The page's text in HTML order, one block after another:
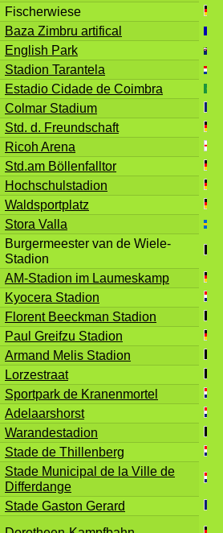
Fischerwiese
Baza Zimbru artifical
English Park
Stadion Tarantela
Estadio Cidade de Coimbra
Colmar Stadium
Std. d. Freundschaft
Ricoh Arena
Std.am Böllenfalltor
Hochschulstadion
Waldsportplatz
Stora Valla
Burgermeester van de Wiele-
Stadion
AM-Stadion im Laumeskamp
Kyocera Stadion
Florent Beeckman Stadion
Paul Greifzu Stadion
Armand Melis Stadion
Lorzestraat
Sportpark de Kranenmortel
Adelaarshorst
Warandestadion
Stade de Thillenberg
Stade Municipal de la Ville de
Differdange
Stade Gaston Gerard